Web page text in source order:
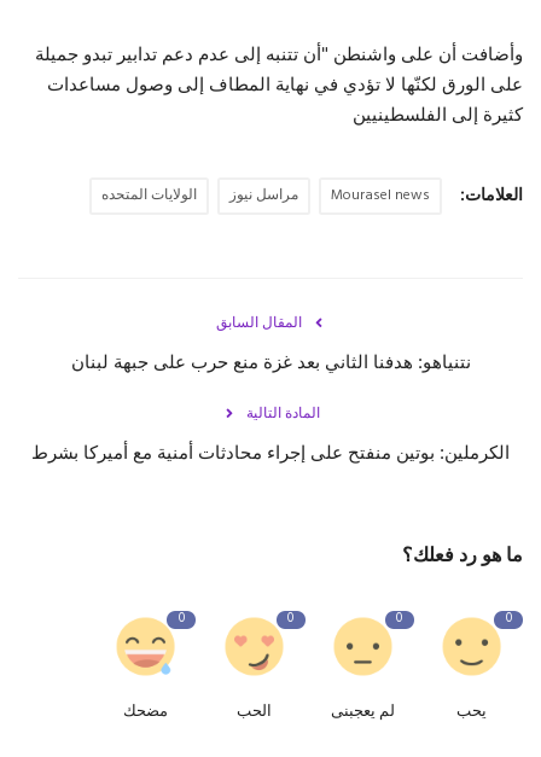
وأضافت أن على واشنطن "أن تتنبه إلى عدم دعم تدابير تبدو جميلة
على الورق لكنّها لا تؤدي في نهاية المطاف إلى وصول مساعدات
كثيرة إلى الفلسطينيين
العلامات: Mourasel news مراسل نيوز الولايات المتحده
المقال السابق
نتنياهو: هدفنا الثاني بعد غزة منع حرب على جبهة لبنان
المادة التالية
الكرملين: بوتين منفتح على إجراء محادثات أمنية مع أميركا بشرط
ما هو رد فعلك؟
0
يحب
0
لم يعجبنى
0
الحب
0
مضحك